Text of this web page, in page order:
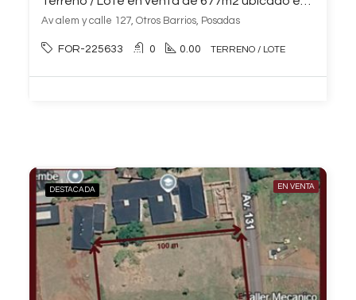
Av alem y calle 127, Otros Barrios, Posadas
FOR-225633 0 0.00 TERRENO / LOTE
DESTACADA EN VENTA